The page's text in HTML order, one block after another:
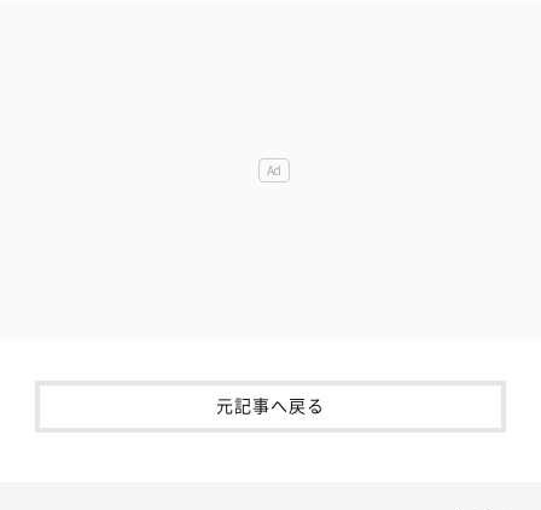
元記事へ戻る